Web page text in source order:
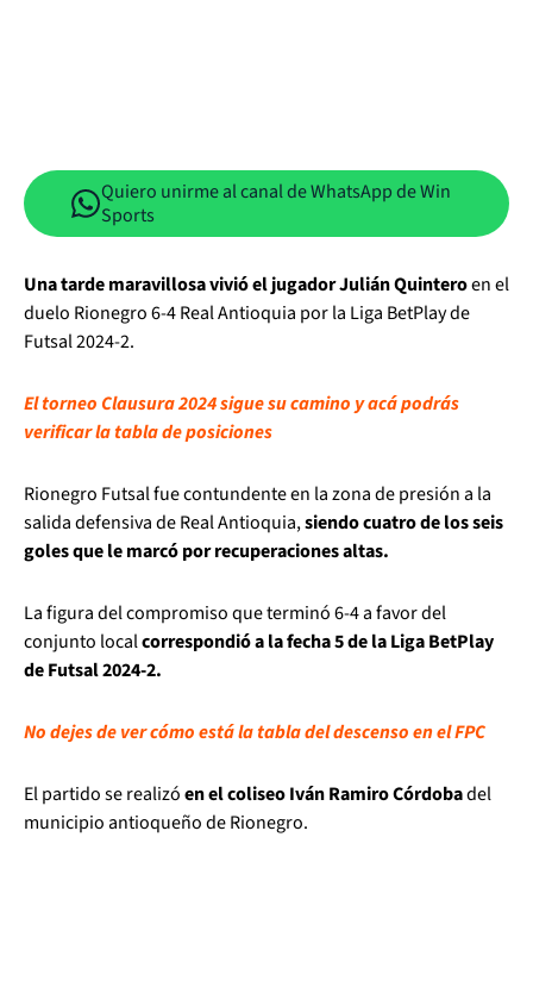
Quiero unirme al canal de WhatsApp de Win
Sports
Una tarde maravillosa vivió el jugador Julián Quinteroen el
duelo Rionegro 6-4 Real Antioquia por la Liga BetPlay de
Futsal 2024-2.
El torneo Clausura 2024 sigue su camino y acá podrás
verificar la tabla de posiciones
Rionegro Futsal fue contundente en la zona de presión a la
salida defensiva de Real Antioquia,siendo cuatro de los seis
goles que le marcó por recuperaciones altas.
La figura del compromiso que terminó 6-4 a favor del
conjunto localcorrespondió a la fecha 5 de la Liga BetPlay
de Futsal 2024-2.
No dejes de ver cómo está la tabla del descenso en el FPC
El partido se realizóen el coliseo Iván Ramiro Córdobadel
municipio antioqueño de Rionegro.